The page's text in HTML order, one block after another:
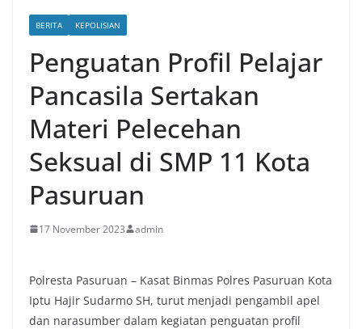
BERITA KEPOLISIAN
Penguatan Profil Pelajar
Pancasila Sertakan
Materi Pelecehan
Seksual di SMP 11 Kota
Pasuruan
17 November 2023 admin
Polresta Pasuruan – Kasat Binmas Polres Pasuruan Kota
Iptu Hajir Sudarmo SH, turut menjadi pengambil apel
dan narasumber dalam kegiatan penguatan profil